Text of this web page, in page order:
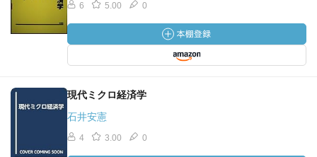
6 5.00 0
現代ミクロ経済学
石井安憲
4 3.00 0